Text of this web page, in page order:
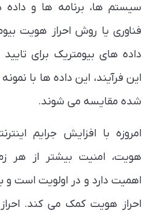
سیستم ها، برنامه ها و
فناوری یا روش احراز هویت
داده های بیومتریک برای
این فرآیند، این داده ها با
شده مقایسه می شوند.
امروزه با افزایش جرایم
هویت، امنیت بیشتر از هر
اهمیت دارد و در اولویت است و
احراز هویت کمک می کند.